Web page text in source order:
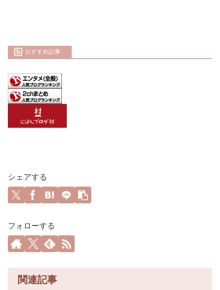
おすすめ記事
シェアする
フォローする
関連記事